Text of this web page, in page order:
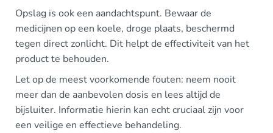
Opslag is ook een aandachtspunt. Bewaar de
medicijnen op een koele, droge plaats, beschermd
tegen direct zonlicht. Dit helpt de effectiviteit van het
product te behouden.
Let op de meest voorkomende fouten: neem nooit
meer dan de aanbevolen dosis en lees altijd de
bijsluiter. Informatie hierin kan echt cruciaal zijn voor
een veilige en effectieve behandeling.